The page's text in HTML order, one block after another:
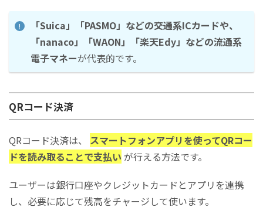
「Suica」「PASMO」などの交通系ICカードや、
「nanaco」「WAON」「楽天Edy」などの流通系
電子マネーが代表的です。
QRコード決済
QRコード決済は、 スマートフォンアプリを使ってQRコー
ドを読み取ることで支払い が行える方法です。
ユーザーは銀行口座やクレジットカードとアプリを連携
し、必要に応じて残高をチャージして使います。